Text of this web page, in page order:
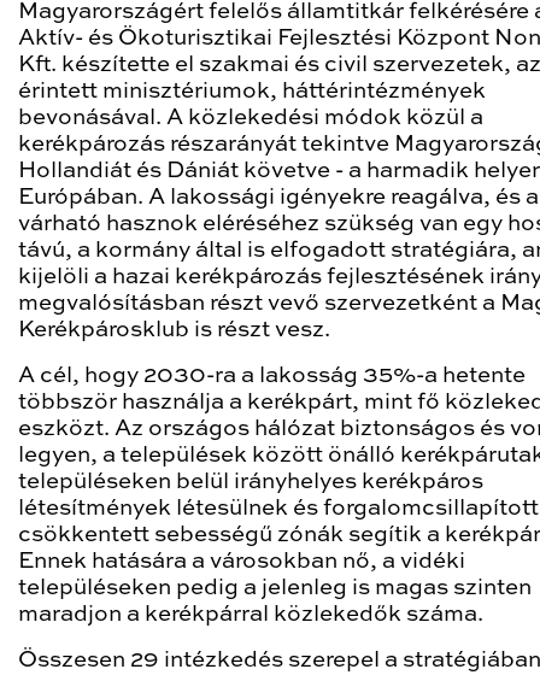
Magyarországért felelős államtitkár felkérésére
Aktív- és Ökoturisztikai Fejlesztési Központ
Kft. készítette el szakmai és civil szervezetek, az
érintett minisztériumok, háttérintézmények
bevonásával. A közlekedési módok közül a
kerékpározás részarányát tekintve
Hollandiát és Dániát követve - a harmadik
Európában. A lakossági igényekre reagálva, és a
várható hasznok eléréséhez szükség van egy
távú, a kormány által is elfogadott stratégiára,
kijelöli a hazai kerékpározás fejlesztésének
megvalósításban részt vevő szervezetként a
Kerékpárosklub is részt vesz.
A cél, hogy 2030-ra a lakosság 35%-a hetente
többször használja a kerékpárt, mint fő
eszközt. Az országos hálózat biztonságos és
legyen, a települések között önálló
településeken belül irányhelyes kerékpáros
létesítmények létesülnek és
csökkentett sebességű zónák segítik a
Ennek hatására a városokban nő, a vidéki
településeken pedig a jelenleg is magas szinten
maradjon a kerékpárral közlekedők száma.
Összesen 29 intézkedés szerepel a